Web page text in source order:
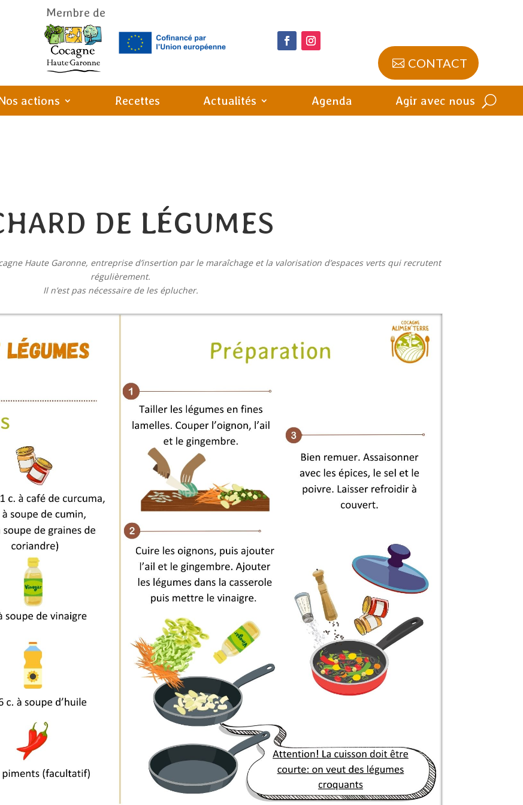
Membre de
CONTACT
actions Recettes Actualités Agenda Agir avec nous
DE LÉGUMES
Haute Garonne, entreprise d’insertion par le maraîchage et la valorisation d’espaces verts qui recrutent
régulièrement.
Il n’est pas nécessaire de les éplucher.